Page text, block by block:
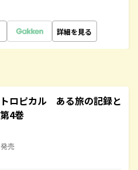
詳細を見る
ロピカル ある旅の記録と
4巻
売